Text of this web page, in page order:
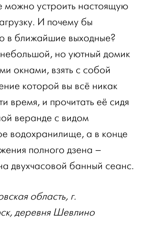
можно устроить настоящую
И почему бы
в ближайшие выходные?
небольшой, но уютный домик
окнами, взять с собой
которой вы всё никак
время, и прочитать её сидя
веранде с видом
водохранилище, а в конце
полного дзена –
двухчасовой банный сеанс.
область, г.
деревня Шевлино